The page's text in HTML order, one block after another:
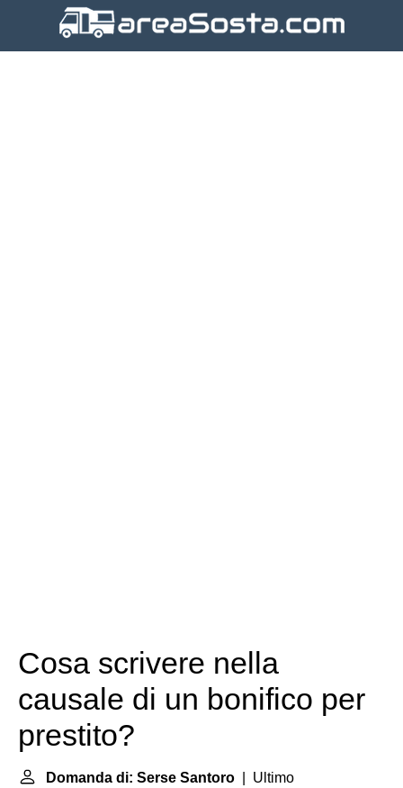
Cosa scrivere nella
causale di un bonifico per
prestito?
Domanda di: Serse Santoro | Ultimo